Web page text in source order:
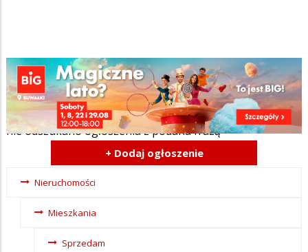
Szukana fraza w ogłoszeniach
nie odszukano ogłoszenia z podana frazą
+ Dodaj ogłoszenie
Ogłoszenia -
Nieruchomosci
Nieruchomości
Mieszkania
Sprzedam